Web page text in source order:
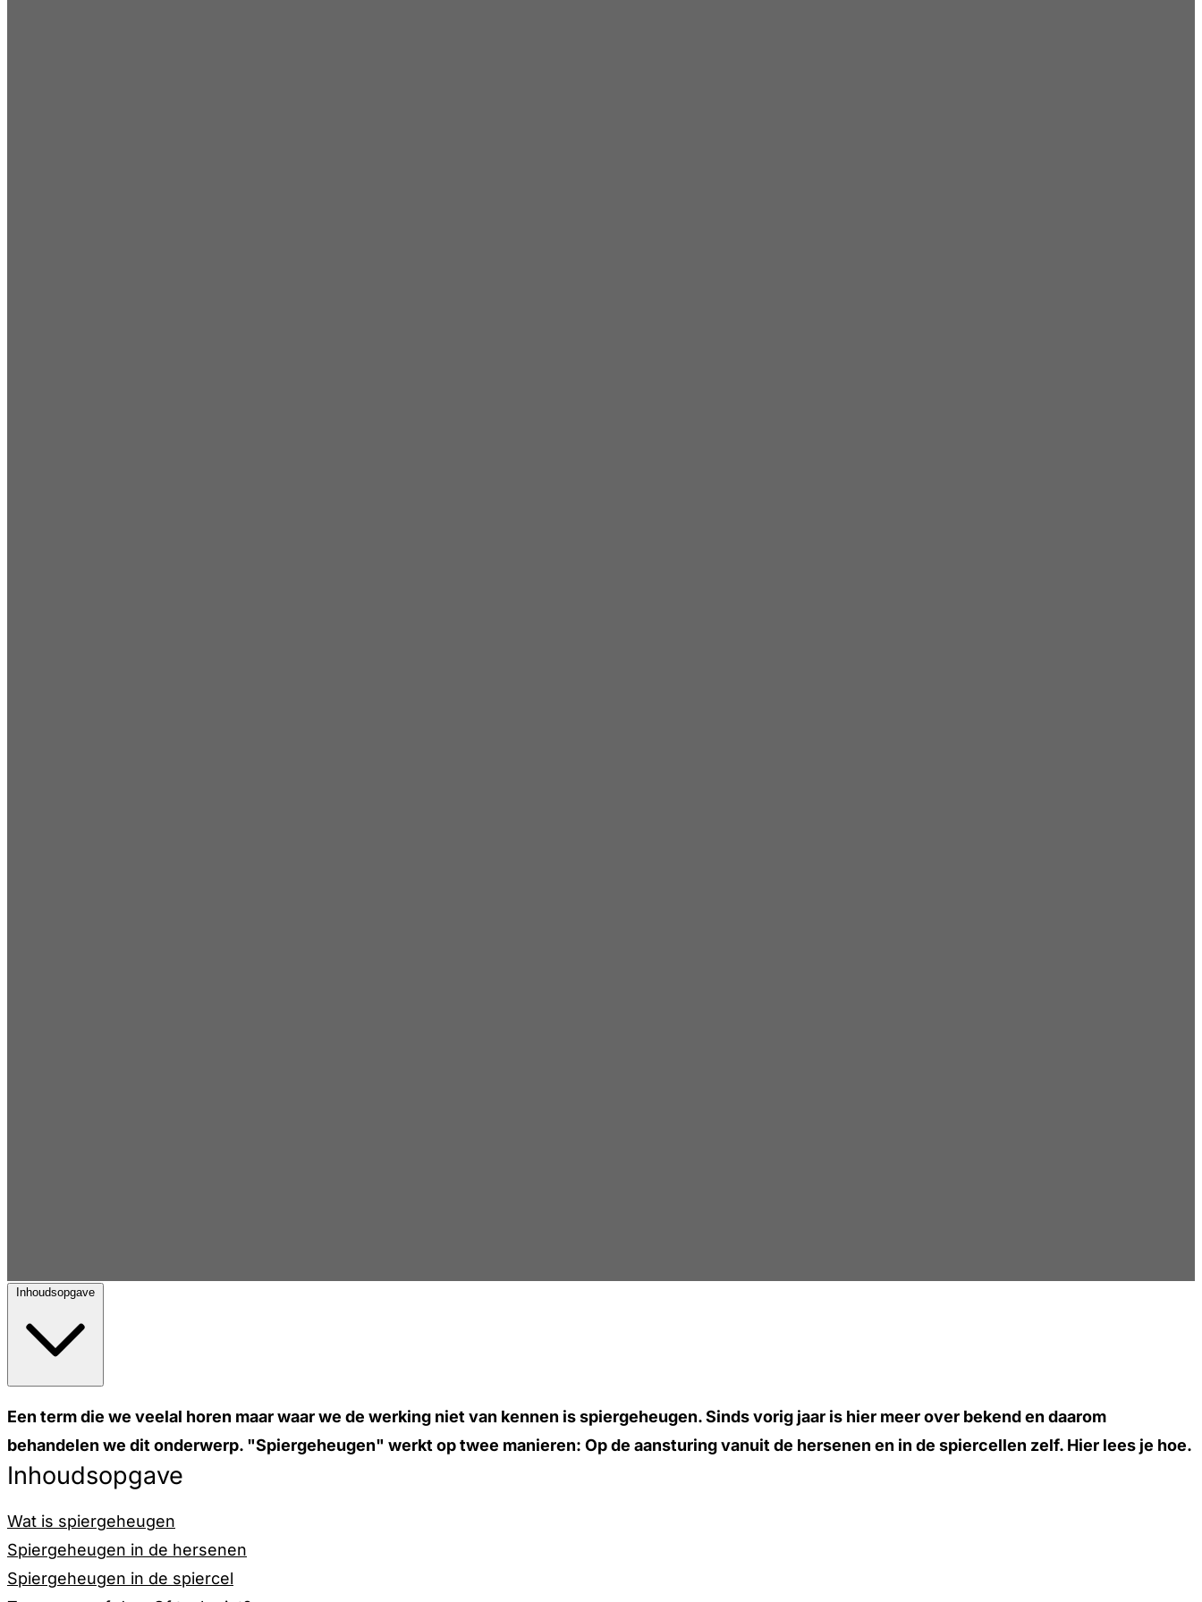
Inhoudsopgave
Een term die we veelal horen maar waar we de werking niet van kennen is spiergeheugen. Sinds vorig jaar is hier meer over bekend en daarom
behandelen we dit onderwerp. "Spiergeheugen" werkt op twee manieren: Op de aansturing vanuit de hersenen en in de spiercellen zelf. Hier lees je hoe.
Inhoudsopgave
Wat is spiergeheugen
Spiergeheugen in de hersenen
Spiergeheugen in de spiercel